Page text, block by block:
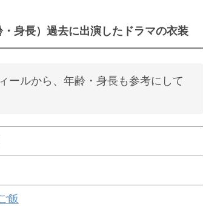
身長）過去に出演したドラマの衣装
ールから、年齢・身長も参考にして
飯